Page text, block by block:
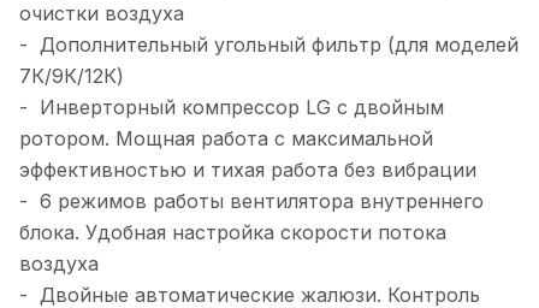
очистки воздуха
- Дополнительный угольный фильтр (для моделей
7К/9К/12К)
- Инверторный компрессор LG с двойным
ротором. Мощная работа с максимальной
эффективностью и тихая работа без вибрации
- 6 режимов работы вентилятора внутреннего
блока. Удобная настройка скорости потока
воздуха
- Двойные автоматические жалюзи. Контроль